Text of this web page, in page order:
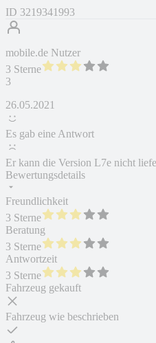
ID 3219341993
mobile.de Nutzer
3 Sterne
3
26.05.2021
Es gab eine Antwort
Er kann die Version L7e nicht
Bewertungsdetails
Freundlichkeit
3 Sterne
Beratung
3 Sterne
Antwortzeit
3 Sterne
Fahrzeug gekauft
Fahrzeug wie beschrieben